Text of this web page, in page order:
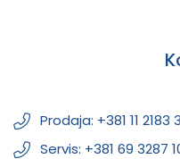
Prodaja: +381 11 2183
Servis: +381 69 3287